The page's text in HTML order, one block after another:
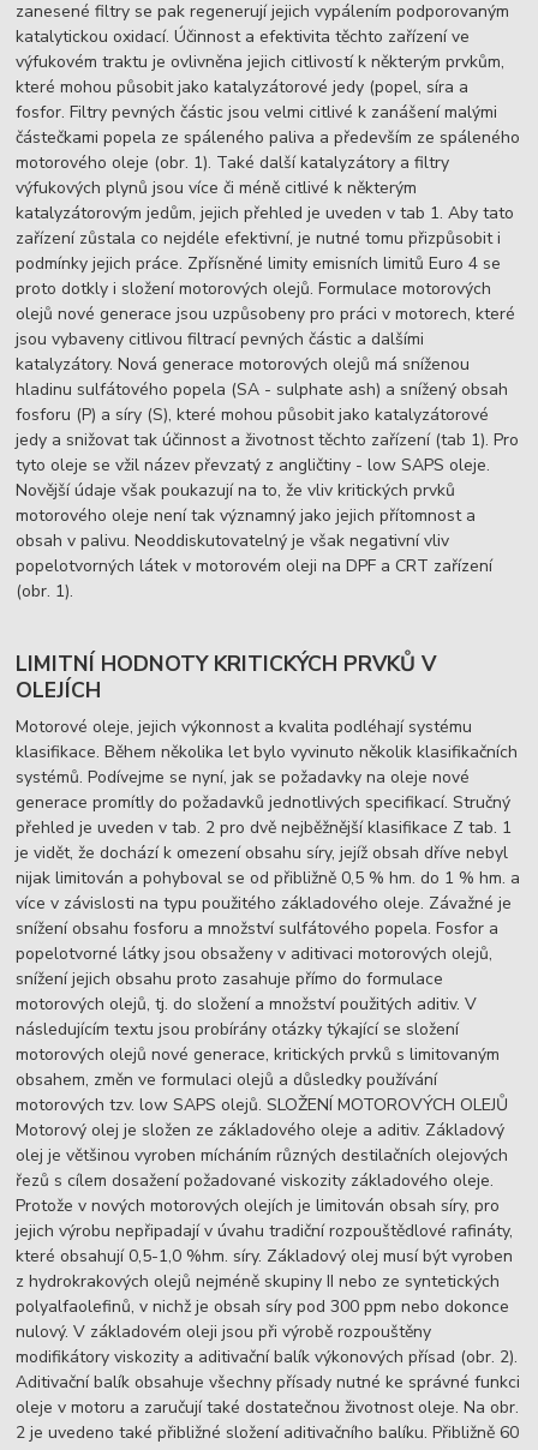
zanesené filtry se pak regenerují jejich vypálením podporovaným
katalytickou oxidací. Účinnost a efektivita těchto zařízení ve
výfukovém traktu je ovlivněna jejich citlivostí k některým prvkům,
které mohou působit jako katalyzátorové jedy (popel, síra a
fosfor. Filtry pevných částic jsou velmi citlivé k zanášení malými
částečkami popela ze spáleného paliva a především ze spáleného
motorového oleje (obr. 1). Také další katalyzátory a filtry
výfukových plynů jsou více či méně citlivé k některým
katalyzátorovým jedům, jejich přehled je uveden v tab 1. Aby tato
zařízení zůstala co nejdéle efektivní, je nutné tomu přizpůsobit i
podmínky jejich práce. Zpřísněné limity emisních limitů Euro 4 se
proto dotkly i složení motorových olejů. Formulace motorových
olejů nové generace jsou uzpůsobeny pro práci v motorech, které
jsou vybaveny citlivou filtrací pevných částic a dalšími
katalyzátory. Nová generace motorových olejů má sníženou
hladinu sulfátového popela (SA - sulphate ash) a snížený obsah
fosforu (P) a síry (S), které mohou působit jako katalyzátorové
jedy a snižovat tak účinnost a životnost těchto zařízení (tab 1). Pro
tyto oleje se vžil název převzatý z angličtiny - low SAPS oleje.
Novější údaje však poukazují na to, že vliv kritických prvků
motorového oleje není tak významný jako jejich přítomnost a
obsah v palivu. Neoddiskutovatelný je však negativní vliv
popelotvorných látek v motorovém oleji na DPF a CRT zařízení
(obr. 1).
LIMITNÍ HODNOTY KRITICKÝCH PRVKŮ V
OLEJÍCH
Motorové oleje, jejich výkonnost a kvalita podléhají systému
klasifikace. Během několika let bylo vyvinuto několik klasifikačních
systémů. Podívejme se nyní, jak se požadavky na oleje nové
generace promítly do požadavků jednotlivých specifikací. Stručný
přehled je uveden v tab. 2 pro dvě nejběžnější klasifikace Z tab. 1
je vidět, že dochází k omezení obsahu síry, jejíž obsah dříve nebyl
nijak limitován a pohyboval se od přibližně 0,5 % hm. do 1 % hm. a
více v závislosti na typu použitého základového oleje. Závažné je
snížení obsahu fosforu a množství sulfátového popela. Fosfor a
popelotvorné látky jsou obsaženy v aditivaci motorových olejů,
snížení jejich obsahu proto zasahuje přímo do formulace
motorových olejů, tj. do složení a množství použitých aditiv. V
následujícím textu jsou probírány otázky týkající se složení
motorových olejů nové generace, kritických prvků s limitovaným
obsahem, změn ve formulaci olejů a důsledky používání
motorových tzv. low SAPS olejů. SLOŽENÍ MOTOROVÝCH OLEJŮ
Motorový olej je složen ze základového oleje a aditiv. Základový
olej je většinou vyroben mícháním různých destilačních olejových
řezů s cílem dosažení požadované viskozity základového oleje.
Protože v nových motorových olejích je limitován obsah síry, pro
jejich výrobu nepřipadají v úvahu tradiční rozpouštědlové rafináty,
které obsahují 0,5-1,0 %hm. síry. Základový olej musí být vyroben
z hydrokrakových olejů nejméně skupiny II nebo ze syntetických
polyalfaolefinů, v nichž je obsah síry pod 300 ppm nebo dokonce
nulový. V základovém oleji jsou při výrobě rozpouštěny
modifikátory viskozity a aditivační balík výkonových přísad (obr. 2).
Aditivační balík obsahuje všechny přísady nutné ke správné funkci
oleje v motoru a zaručují také dostatečnou životnost oleje. Na obr.
2 je uvedeno také přibližné složení aditivačního balíku. Přibližně 60